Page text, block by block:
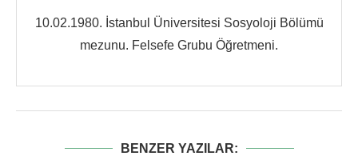
10.02.1980. İstanbul Üniversitesi Sosyoloji Bölümü
mezunu. Felsefe Grubu Öğretmeni.
BENZER YAZILAR: